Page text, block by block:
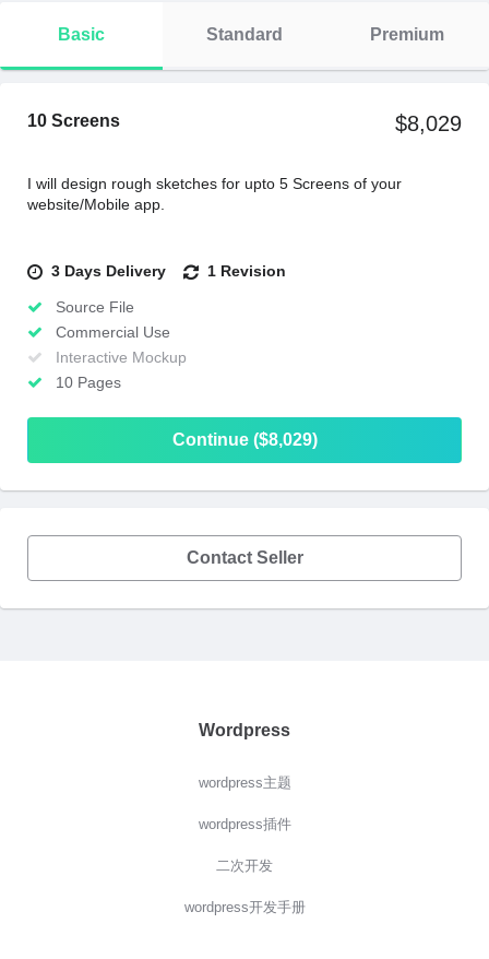
Basic Standard Premium
10 Screens $8,029
I will design rough sketches for upto 5 Screens of your
website/Mobile app.
3 Days Delivery 1 Revision
Source File
Commercial Use
Interactive Mockup
10 Pages
Continue ($8,029)
Contact Seller
Wordpress
wordpress主题
wordpress插件
二次开发
wordpress开发手册